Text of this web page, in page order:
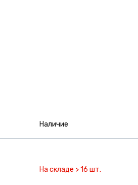
Наличие
На складе > 16 шт.